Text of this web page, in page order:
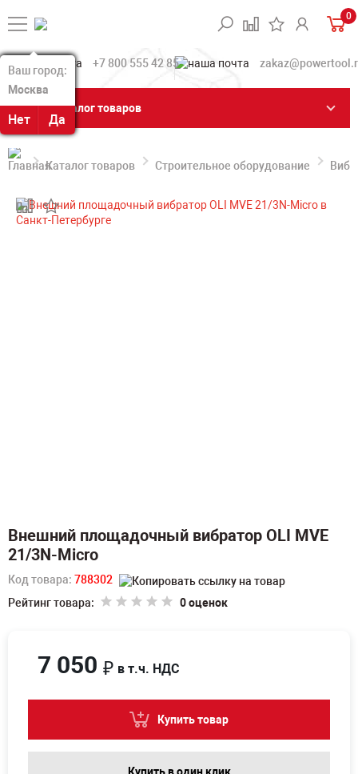
Ваш город:
Москва
Нет Да
Ваш город:
Москва
Нет Да
0
+7 800 555 42 85
Каталог товаров
Каталог товаров Строительное оборудование
Внешний площадочный вибратор OLI MVE
21/3N-Micro
Код товара: 788302
Рейтинг товара:
0 оценок
7 050 ₽ в т.ч. НДС
Купить товар
Купить в один клик